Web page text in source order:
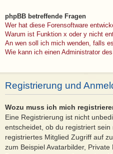
phpBB betreffende Fragen
Wer hat diese Forensoftware
Warum ist Funktion x oder y nicht
An wen soll ich mich wenden, falls
Wie kann ich einen Administrator
Registrierung und
Wozu muss ich mich
Eine Registrierung ist nicht
entscheidet, ob du registriert
registriertes Mitglied Zugriff auf
zum Beispiel Avatarbilder,